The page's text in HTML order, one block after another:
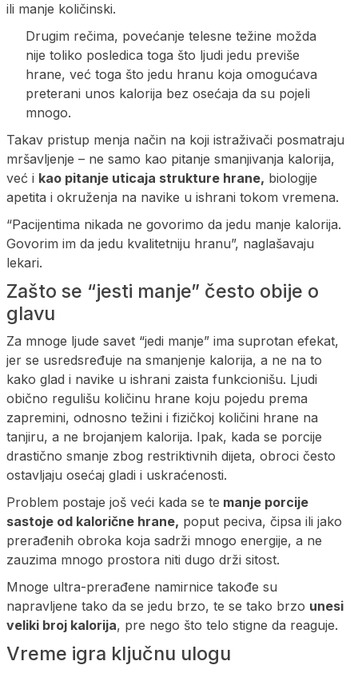
ili manje količinski.
Drugim rečima, povećanje telesne težine možda
nije toliko posledica toga što ljudi jedu previše
hrane, već toga što jedu hranu koja omogućava
preterani unos kalorija bez osećaja da su pojeli
mnogo.
Takav pristup menja način na koji istraživači posmatraju
mršavljenje – ne samo kao pitanje smanjivanja kalorija,
već i kao pitanje uticaja strukture hrane, biologije
apetita i okruženja na navike u ishrani tokom vremena.
“Pacijentima nikada ne govorimo da jedu manje kalorija.
Govorim im da jedu kvalitetniju hranu”, naglašavaju
lekari.
Zašto se “jesti manje” često obije o
glavu
Za mnoge ljude savet “jedi manje” ima suprotan efekat,
jer se usredsređuje na smanjenje kalorija, a ne na to
kako glad i navike u ishrani zaista funkcionišu. Ljudi
obično regulišu količinu hrane koju pojedu prema
zapremini, odnosno težini i fizičkoj količini hrane na
tanjiru, a ne brojanjem kalorija. Ipak, kada se porcije
drastično smanje zbog restriktivnih dijeta, obroci često
ostavljaju osećaj gladi i uskraćenosti.
Problem postaje još veći kada se te manje porcije
sastoje od kalorične hrane, poput peciva, čipsa ili jako
prerađenih obroka koja sadrži mnogo energije, a ne
zauzima mnogo prostora niti dugo drži sitost.
Mnoge ultra-prerađene namirnice takođe su
napravljene tako da se jedu brzo, te se tako brzo unesi
veliki broj kalorija, pre nego što telo stigne da reaguje.
Vreme igra ključnu ulogu